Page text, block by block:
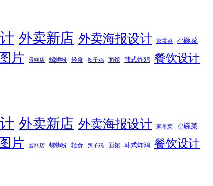
外卖新店 外卖海报设计 家常菜 小碗菜
片 蛋糕店 螺蛳粉 轻食 辣子鸡 面馆 韩式炸鸡 餐饮设计
外卖新店 外卖海报设计 家常菜 小碗菜
片 蛋糕店 螺蛳粉 轻食 辣子鸡 面馆 韩式炸鸡 餐饮设计